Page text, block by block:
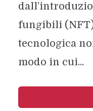
fungibili
tecnologica
modo in cui...